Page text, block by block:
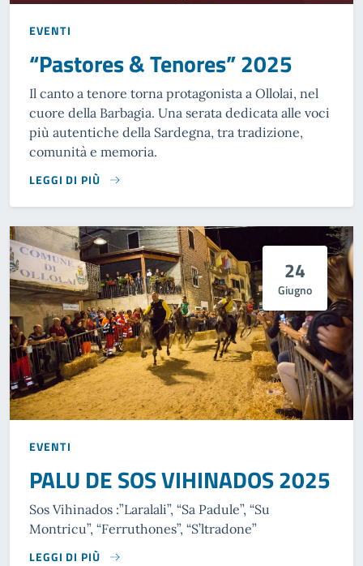
EVENTI
“Pastores & Tenores” 2025
Il canto a tenore torna protagonista a Ollolai, nel
cuore della Barbagia. Una serata dedicata alle voci
più autentiche della Sardegna, tra tradizione,
comunità e memoria.
LEGGI DI PIÙ
24
Giugno
EVENTI
PALU DE SOS VIHINADOS 2025
Sos Vihinados :”Laralali”, “Sa Padule”, “Su
Montricu”, “Ferruthones”, “S’ltradone”
LEGGI DI PIÙ